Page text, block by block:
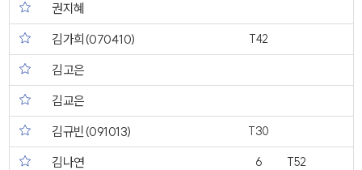
권지혜
김가희(070410)
T42
김고은
김교은
김규빈(091013)
T30
김나연 6 T52